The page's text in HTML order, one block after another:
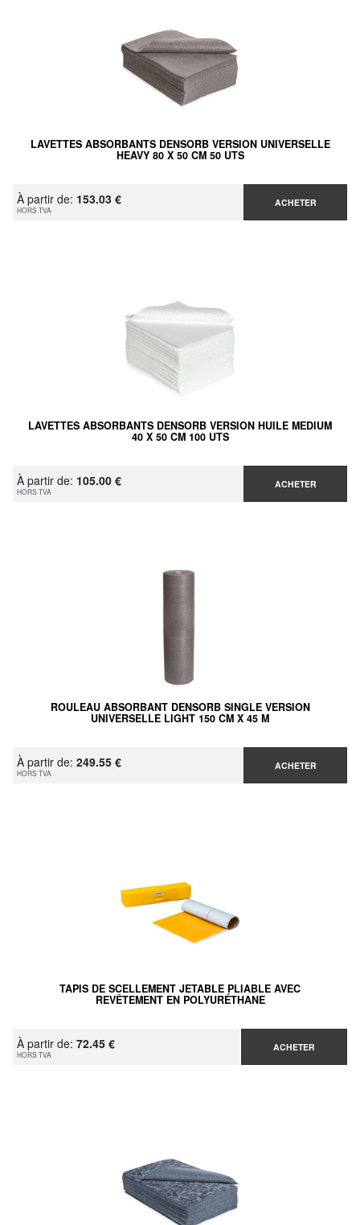
LAVETTES ABSORBANTS DENSORB VERSION UNIVERSELLE
HEAVY 80 X 50 CM 50 UTS
À partir de: 153.03 €
HORS TVA
ACHETER
LAVETTES ABSORBANTS DENSORB VERSION HUILE MEDIUM
40 X 50 CM 100 UTS
À partir de: 105.00 €
HORS TVA
ACHETER
ROULEAU ABSORBANT DENSORB SINGLE VERSION
UNIVERSELLE LIGHT 150 CM X 45 M
À partir de: 249.55 €
HORS TVA
ACHETER
TAPIS DE SCELLEMENT JETABLE PLIABLE AVEC
REVÊTEMENT EN POLYURÉTHANE
À partir de: 72.45 €
HORS TVA
ACHETER